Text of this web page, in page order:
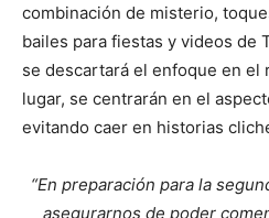
combinación de misterio,
bailes para fiestas y videos de
se descartará el enfoque en el
lugar, se centrarán en el
evitando caer en historias
“En preparación para la
asegurarnos de poder